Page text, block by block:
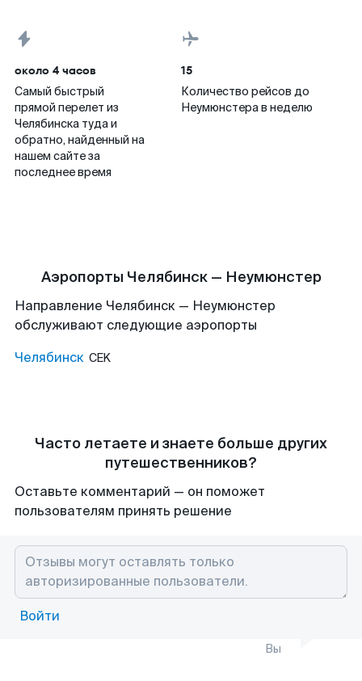
около 4 часов
Самый быстрый
прямой перелет из
Челябинска туда и
обратно, найденный на
нашем сайте за
последнее время
15
Количество рейсов до
Неумюнстера в неделю
Аэропорты Челябинск — Неумюнстер
Направление Челябинск — Неумюнстер
обслуживают следующие аэропорты
Челябинск CEK
Часто летаете и знаете больше других
путешественников?
Оставьте комментарий — он поможет
пользователям принять решение
Войти
Вы